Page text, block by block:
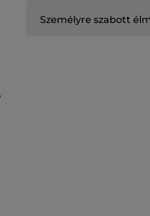
újrafogalmazása.
Személyre szabott